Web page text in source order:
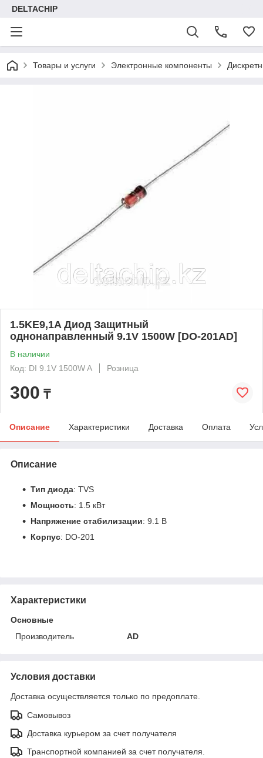
DELTACHIP
Товары и услуги Электронные компоненты
1.5KE9,1A Диод Защитный
однонаправленный 9.1V 1500W [DO-201AD]
В наличии
Код: DI 9.1V 1500W A
Розница
300 ₸
Описание Характеристики Доставка Оплата
Описание
Тип диода: TVS
Мощность: 1.5 кВт
Напряжение стабилизации: 9.1 В
Корпус: DO-201
Характеристики
Основные
Производитель
AD
Условия доставки
Доставка осуществляется только по предоплате.
Самовывоз
Доставка курьером за счет получателя
Транспортной компанией за счет получателя.